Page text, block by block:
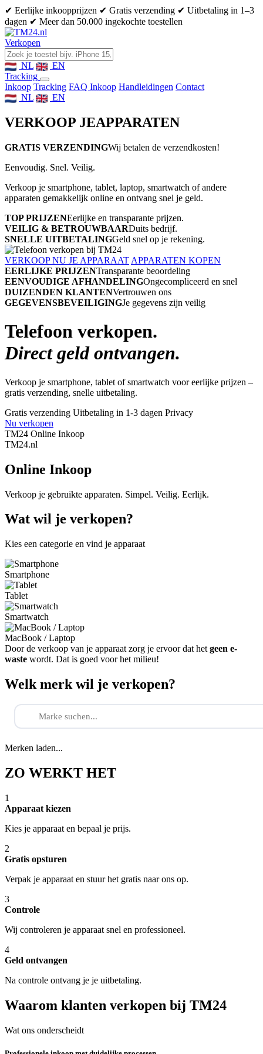
✔ Eerlijke inkoopprijzen ✔ Gratis verzending ✔ Uitbetaling in 1–3
dagen ✔ Meer dan 50.000 ingekochte toestellen
Verkopen
NL
EN
Tracking
Inkoop Tracking FAQ Inkoop Handleidingen Contact
NL
EN
VERKOOP JEAPPARATEN
GRATIS VERZENDINGWij betalen de verzendkosten!
Eenvoudig. Snel. Veilig.
Verkoop je smartphone, tablet, laptop, smartwatch of andere
apparaten gemakkelijk online en ontvang snel je geld.
TOP PRIJZENEerlijke en transparante prijzen.
VEILIG & BETROUWBAARDuits bedrijf.
SNELLE UITBETALINGGeld snel op je rekening.
VERKOOP NU JE APPARAAT APPARATEN KOPEN
EERLIJKE PRIJZENTransparante beoordeling
EENVOUDIGE AFHANDELINGOngecompliceerd en snel
DUIZENDEN KLANTENVertrouwen ons
GEGEVENSBEVEILIGINGJe gegevens zijn veilig
Telefoon verkopen.
Direct geld ontvangen.
Verkoop je smartphone, tablet of smartwatch voor eerlijke prijzen –
gratis verzending, snelle uitbetaling.
Gratis verzending Uitbetaling in 1-3 dagen Privacy
Nu verkopen
TM24 Online Inkoop
TM24.nl
Online Inkoop
Verkoop je gebruikte apparaten. Simpel. Veilig. Eerlijk.
Wat wil je verkopen?
Kies een categorie en vind je apparaat
Smartphone
Tablet
Smartwatch
MacBook / Laptop
Door de verkoop van je apparaat zorg je ervoor dat het geen e-
waste wordt. Dat is goed voor het milieu!
Welk merk wil je verkopen?
Merken laden...
ZO WERKT HET
1
Apparaat kiezen
Kies je apparaat en bepaal je prijs.
2
Gratis opsturen
Verpak je apparaat en stuur het gratis naar ons op.
3
Controle
Wij controleren je apparaat snel en professioneel.
4
Geld ontvangen
Na controle ontvang je je uitbetaling.
Waarom klanten verkopen bij TM24
Wat ons onderscheidt